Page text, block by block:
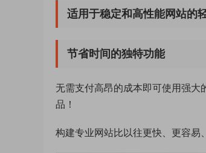
适用于稳定和高性能网站的
节省时间的独特功能
无需支付高昂的成本即可使用强
品！
构建专业网站比以往更快、更容易